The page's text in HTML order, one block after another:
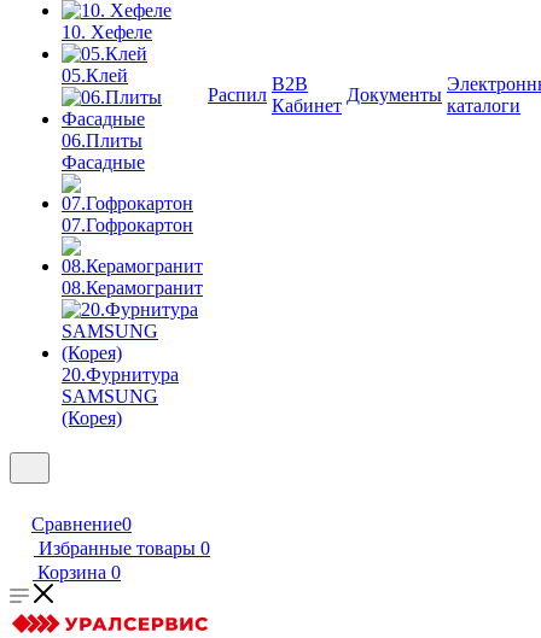
10. Хефеле
05.Клей
06.Плиты
Фасадные
07.Гофрокартон
08.Керамогранит
20.Фурнитура
SAMSUNG
(Корея)
Распил
B2B
Кабинет
Документы
каталоги
Сравнение0
Избранные товары 0
Корзина 0